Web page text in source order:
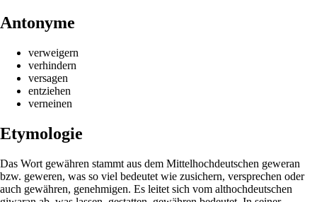
Antonyme
verweigern
verhindern
versagen
entziehen
verneinen
Etymologie
Das Wort gewähren stammt aus dem Mittelhochdeutschen geweran
bzw. geweren, was so viel bedeutet wie zusichern, versprechen oder
auch gewähren, genehmigen. Es leitet sich vom althochdeutschen